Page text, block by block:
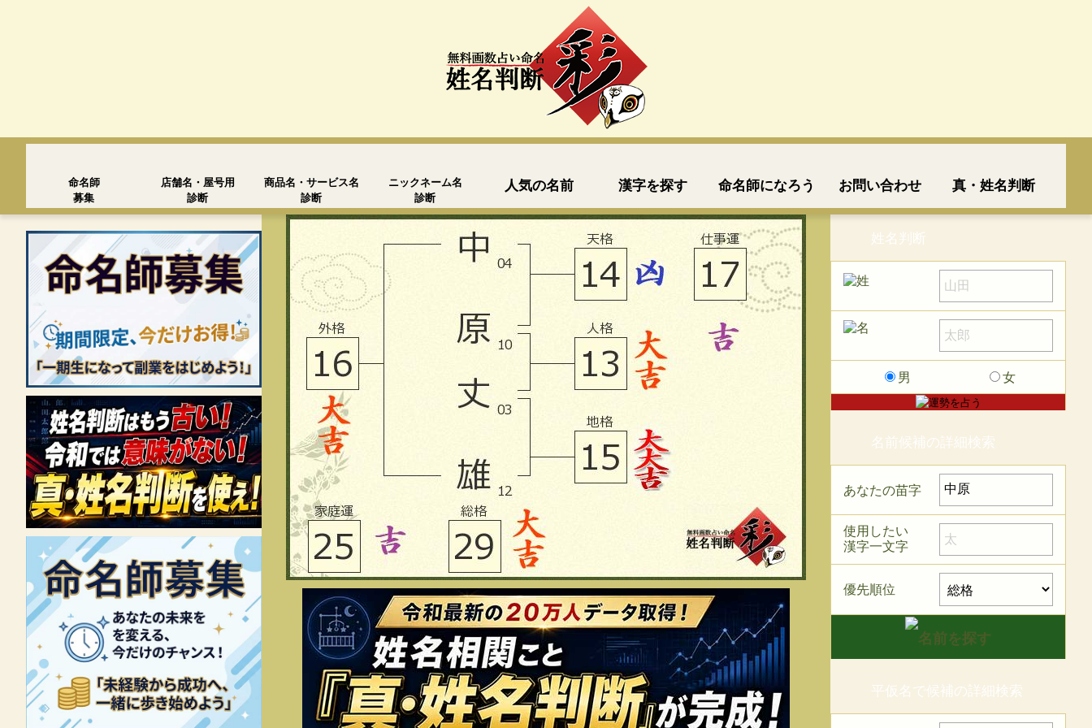
命名師
募集
店舗名・屋号用
診断
商品名・サービス名
診断
ニックネーム名
診断
人気の名前 漢字を探す 命名師になろう お問い合わせ 真・姓名判断
姓名判断
男 女
名前候補の詳細検索
あなたの苗字
使用したい
漢字一文字
優先順位
平仮名で候補の詳細検索